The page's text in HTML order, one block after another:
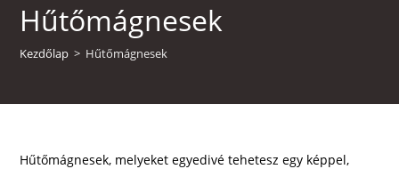
Hűtőmágnesek
Kezdőlap > Hűtőmágnesek
Hűtőmágnesek, melyeket egyedivé tehetesz egy képpel,